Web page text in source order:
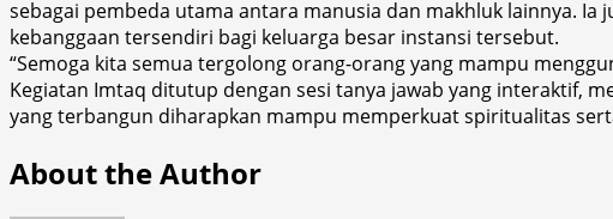
sebagai pembeda utama antara manusia dan makhluk lainnya.
kebanggaan tersendiri bagi keluarga besar instansi tersebut.
“Semoga kita semua tergolong orang-orang yang mampu
Kegiatan Imtaq ditutup dengan sesi tanya jawab yang interaktif,
yang terbangun diharapkan mampu memperkuat spiritualitas
About the Author